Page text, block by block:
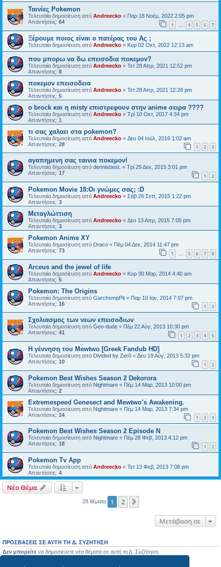
Ταινίες Pokemon
Τελευταία δημοσίευση από Andreecko « Παρ 18 Νοέμ, 2022 2:05 pm
Απαντήσεις: 64 1 … 4 5 6 7
Ξέρουμε ποιος είναι ο πατέρας του Ας ;
Τελευταία δημοσίευση από Andreecko « Κυρ 02 Οκτ, 2022 12:13 am
που μπορω να δω επεισοδια ποκεμον?
Τελευταία δημοσίευση από Andreecko « Τετ 28 Απρ, 2021 12:52 pm
Απαντήσεις: 8
ποκεμον επεισοδεια
Τελευταία δημοσίευση από Andreecko « Τετ 28 Απρ, 2021 12:28 pm
Απαντήσεις: 5
ο brock και η misty επιστρεφουν στην anime σειρα ????
Τελευταία δημοσίευση από Andreecko « Τρί 10 Οκτ, 2017 4:34 pm
Απαντήσεις: 1
τι σας χαλαει στα pokemon?
Τελευταία δημοσίευση από Andreecko « Δευ 04 Ιούλ, 2016 1:02 am
Απαντήσεις: 28 1 2 3
αγαπημενη σας ταινια ποκεμον!
Τελευταία δημοσίευση από dennisbest. « Τρί 29 Δεκ, 2015 3:01 pm
Απαντήσεις: 17 1 2
Pokemon Movie 18:Οι γνώμες σας; :D
Τελευταία δημοσίευση από Andreecko « Σάβ 26 Σεπ, 2015 1:22 pm
Απαντήσεις: 3
Μεταγλώττιση
Τελευταία δημοσίευση από Andreecko « Δευ 13 Απρ, 2015 7:05 pm
Απαντήσεις: 3
Pokemon Anime XY
Τελευταία δημοσίευση από Draco « Πέμ 04 Δεκ, 2014 11:47 pm
Απαντήσεις: 73 1 … 5 6 7 8
Arceus and the jewel of life
Τελευταία δημοσίευση από Andreecko « Κυρ 30 Μαρ, 2014 4:40 am
Απαντήσεις: 5
Pokemon: The Origins
Τελευταία δημοσίευση από GarchompPit « Παρ 10 Ιαν, 2014 7:07 pm
Απαντήσεις: 16 1 2
Σχολιασμος των νεων επεισοδιων
Τελευταία δημοσίευση από Geo-dude « Πέμ 22 Αύγ, 2013 10:30 pm
Απαντήσεις: 41 1 2 3 4 5
Η γέννηση του Mewtwo [Greek Fandub HD]
Τελευταία δημοσίευση από Divided by Zer0 « Δευ 19 Αύγ, 2013 5:32 pm
Απαντήσεις: 10 1 2
Pokemon Best Wishes Season 2 Dekorora
Τελευταία δημοσίευση από Nightmare « Πέμ 14 Μαρ, 2013 10:00 pm
Απαντήσεις: 2
Extremespeed Genesect and Mewtwo’s Awakening.
Τελευταία δημοσίευση από Nightmare « Πέμ 14 Μαρ, 2013 7:34 pm
Απαντήσεις: 24 1 2 3
Pokemon Best Wishes Season 2 Episode N
Τελευταία δημοσίευση από Nightmare « Πέμ 28 Φεβ, 2013 4:12 pm
Απαντήσεις: 18 1 2
Pokemon Tv App
Τελευταία δημοσίευση από Andreecko « Τετ 13 Φεβ, 2013 7:08 pm
Απαντήσεις: 4
Νέο Θέμα
28 θέματα 1 2
Μετάβαση σε
ΠΡΟΣΒΆΣΕΙΣ ΣΕ ΑΥΤΉ ΤΗ Δ. ΣΥΖΉΤΗΣΗ
Δεν μπορείτε να δημοσιεύετε νέα θέματα σε αυτή τη Δ. Συζήτηση
Δεν μπορείτε
να επεξεργάζεστε τις δημοσιεύσεις σας σε αυτή τη Δ. Συζήτηση